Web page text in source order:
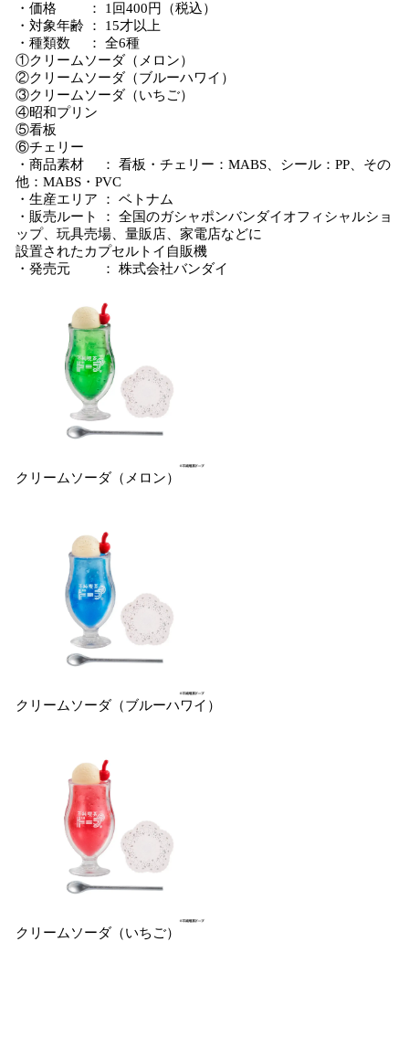
・価格 ： 1回400円（税込）
・対象年齢 ： 15才以上
・種類数 ： 全6種
①クリームソーダ（メロン）
②クリームソーダ（ブルーハワイ）
③クリームソーダ（いちご）
④昭和プリン
⑤看板
⑥チェリー
・商品素材 ： 看板・チェリー：MABS、シール：PP、その
他：MABS・PVC
・⽣産エリア ： ベトナム
・販売ルート ： 全国のガシャポンバンダイオフィシャルショ
ップ、玩具売場、量販店、家電店などに
設置されたカプセルトイ⾃販機
・発売元 ： 株式会社バンダイ
クリームソーダ（メロン）
クリームソーダ（ブルーハワイ）
クリームソーダ（いちご）